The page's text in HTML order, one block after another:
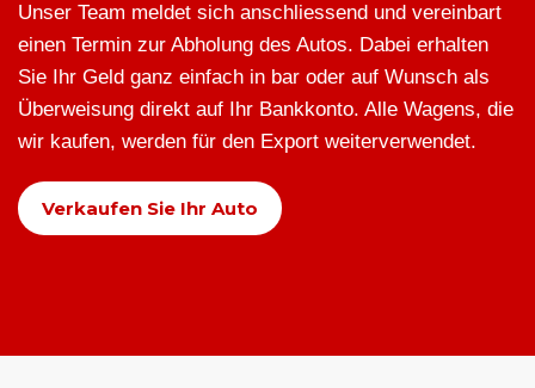
Unser Team meldet sich anschliessend und vereinbart
einen Termin zur Abholung des Autos. Dabei erhalten
Sie Ihr Geld ganz einfach in bar oder auf Wunsch als
Überweisung direkt auf Ihr Bankkonto. Alle Wagens, die
wir kaufen, werden für den Export weiterverwendet.
Verkaufen Sie Ihr Auto